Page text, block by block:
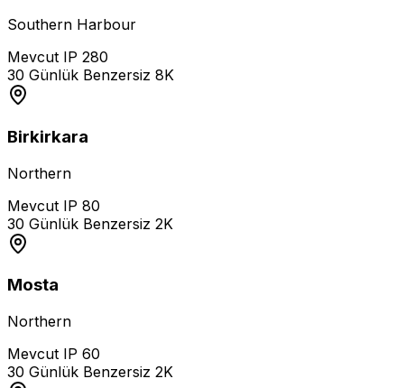
Southern Harbour
Mevcut IP 280
30 Günlük Benzersiz 8K
Birkirkara
Northern
Mevcut IP 80
30 Günlük Benzersiz 2K
Mosta
Northern
Mevcut IP 60
30 Günlük Benzersiz 2K